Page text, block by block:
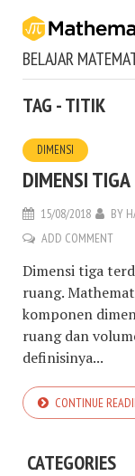
BELAJAR
TAG - TITIK
DIMENSI
DIMENSI TIGA
15/08/2018 BY
ADD COMMENT
Dimensi tiga
ruang.
komponen
ruang dan
definisinya...
CONTINUE
CATEGORIES